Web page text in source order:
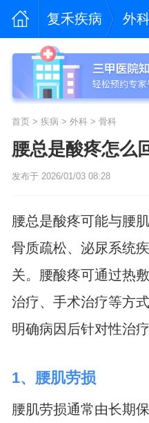
复禾疾病 外
首页> 疾病 > 外科> 骨科
腰总是酸疼怎么
发布于 2026/01/03 08:28
腰总是酸疼可能与腰
骨质疏松、泌尿系统
关。腰酸疼可通过热
治疗、手术治疗等方
明确病因后针对性治疗
1、腰肌劳损
腰肌劳损通常由长期